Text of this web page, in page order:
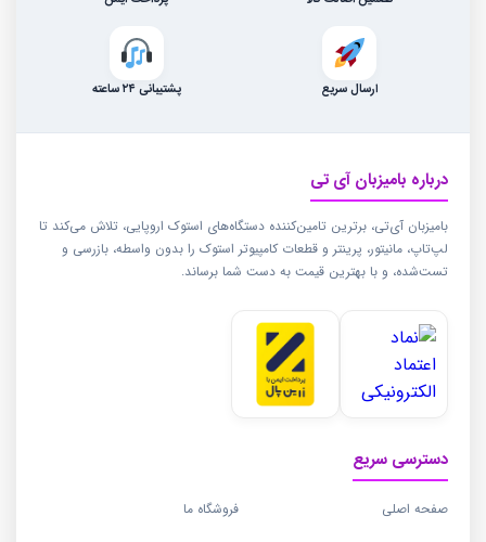
ارسال سریع پشتیبانی ۲۴ ساعته
درباره بامیزبان آی تی
بامیزبان آی‌تی، برترین تامین‌کننده دستگاه‌های استوک اروپایی، تلاش می‌کند تا
لپ‌تاپ، مانیتور، پرینتر و قطعات کامپیوتر استوک را بدون واسطه، بازرسی و
تست‌شده، و با بهترین قیمت به دست شما برساند.
دسترسی سریع
صفحه اصلی فروشگاه ما